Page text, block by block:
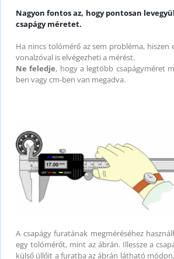
Nagyon fontos az, hogy pontosan
csapágy méretet.
Ha nincs tolómérő az sem probléma, hiszen
vonalzóval is elvégezheti a mérést.
Ne feledje, hogy a legtöbb csapágyméret
ben vagy cm-ben van megadva.
A csapágy furatának megméréséhez
egy tolómérőt, mint az ábrán. Illessze a
külső üllőit a furatba az ábrán látható